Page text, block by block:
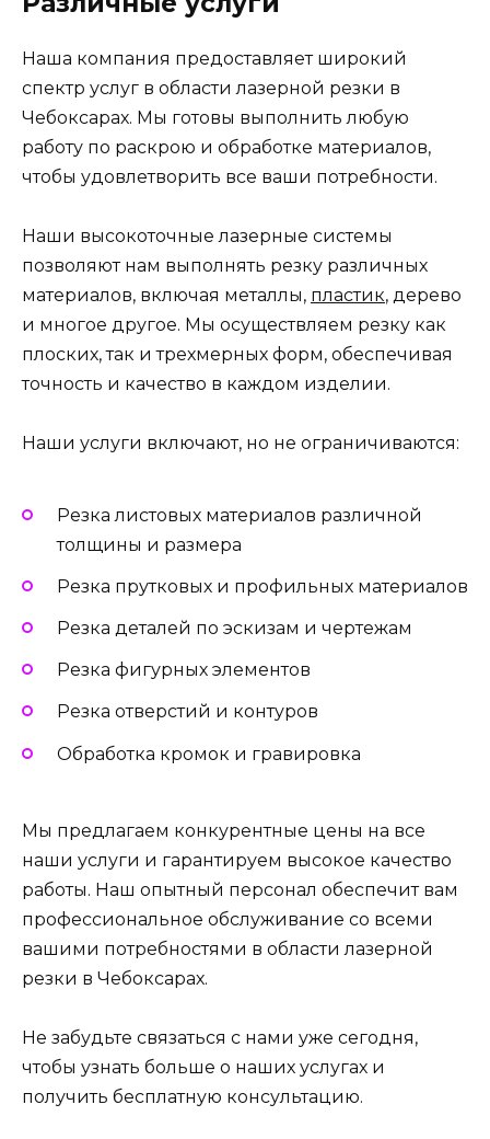
Наша компания предоставляет широкий
спектр услуг в области лазерной резки в
Чебоксарах. Мы готовы выполнить любую
работу по раскрою и обработке материалов,
чтобы удовлетворить все ваши потребности.
Наши высокоточные лазерные системы
позволяют нам выполнять резку различных
материалов, включая металлы, пластик, дерево
и многое другое. Мы осуществляем резку как
плоских, так и трехмерных форм, обеспечивая
точность и качество в каждом изделии.
Наши услуги включают, но не ограничиваются:
Резка листовых материалов различной
толщины и размера
Резка прутковых и профильных материалов
Резка деталей по эскизам и чертежам
Резка фигурных элементов
Резка отверстий и контуров
Обработка кромок и гравировка
Мы предлагаем конкурентные цены на все
наши услуги и гарантируем высокое качество
работы. Наш опытный персонал обеспечит вам
профессиональное обслуживание со всеми
вашими потребностями в области лазерной
резки в Чебоксарах.
Не забудьте связаться с нами уже сегодня,
чтобы узнать больше о наших услугах и
получить бесплатную консультацию.